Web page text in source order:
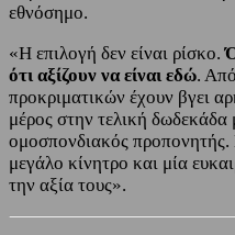
εθνόσημο.
«Η επιλογή δεν είναι ρίσκο.
ότι αξίζουν να είναι εδώ.
προκριματικών έχουν βγει
μέρος στην τελική
ομοσπονδιακός προπονητής.
μεγάλο κίνητρο και μία
την αξία τους».